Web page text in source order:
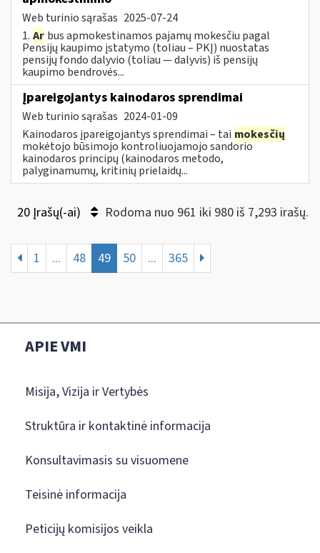
Web turinio sąrašas 2025-07-24
1. Ar bus apmokestinamos pajamų mokesčiu pagal
Pensijų kaupimo įstatymo (toliau – PKĮ) nuostatas
pensijų fondo dalyvio (toliau — dalyvis) iš pensijų
kaupimo bendrovės...
Įpareigojantys kainodaros sprendimai
Web turinio sąrašas 2024-01-09
Kainodaros įpareigojantys sprendimai – tai mokesčių
mokėtojo būsimojo kontroliuojamojo sandorio
kainodaros principų (kainodaros metodo,
palyginamumų, kritinių prielaidų...
20 Įrašų(-ai) Rodoma nuo 961 iki 980 iš 7,293 irašų.
1 ... 48 49 50 ... 365
APIE VMI
Misija, Vizija ir Vertybės
Struktūra ir kontaktinė informacija
Konsultavimasis su visuomene
Teisinė informacija
Peticijų komisijos veikla